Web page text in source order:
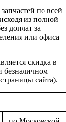
по всей
из полной
доплат за
или офиса
скидка в
безналичном
сайта).